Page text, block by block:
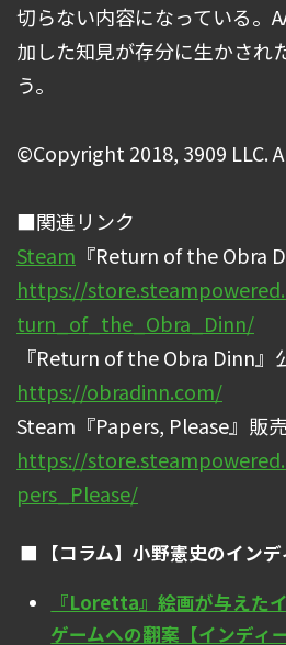
切らない内容になっている。
加した知見が存分に生かされ
う。
©Copyright 2018, 3909 LLC.
■関連リンク
Steam 『Return of the Obra
https://
turn_of_the_Obra_Dinn/
『Return of the Obra Dinn』
https://obradinn.com/
Steam『Papers, Please』販
https://
pers_Please/
【コラム】小野憲史のイン
『Loretta』絵画が与えた
ゲームへの翻案【インディ